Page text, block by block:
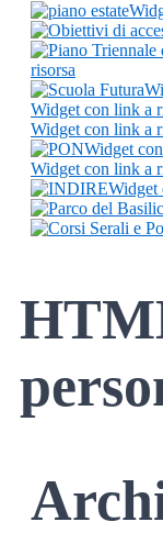
risorsa
Widget con link a
Widget con link a
Widget
Widget con link a
Widget